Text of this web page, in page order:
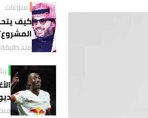
منوعات
كيف
واقتصاد
منذ دقيقة
منذ 15 دقيقة